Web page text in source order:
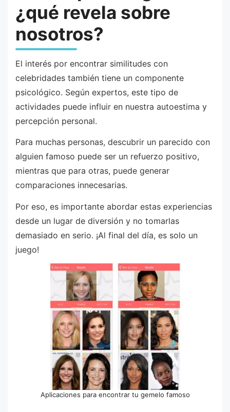
¿qué revela sobre
nosotros?
El interés por encontrar similitudes con
celebridades también tiene un componente
psicológico. Según expertos, este tipo de
actividades puede influir en nuestra autoestima y
percepción personal.
Para muchas personas, descubrir un parecido con
alguien famoso puede ser un refuerzo positivo,
mientras que para otras, puede generar
comparaciones innecesarias.
Por eso, es importante abordar estas experiencias
desde un lugar de diversión y no tomarlas
demasiado en serio. ¡Al final del día, es solo un
juego!
Aplicaciones para encontrar tu gemelo famoso